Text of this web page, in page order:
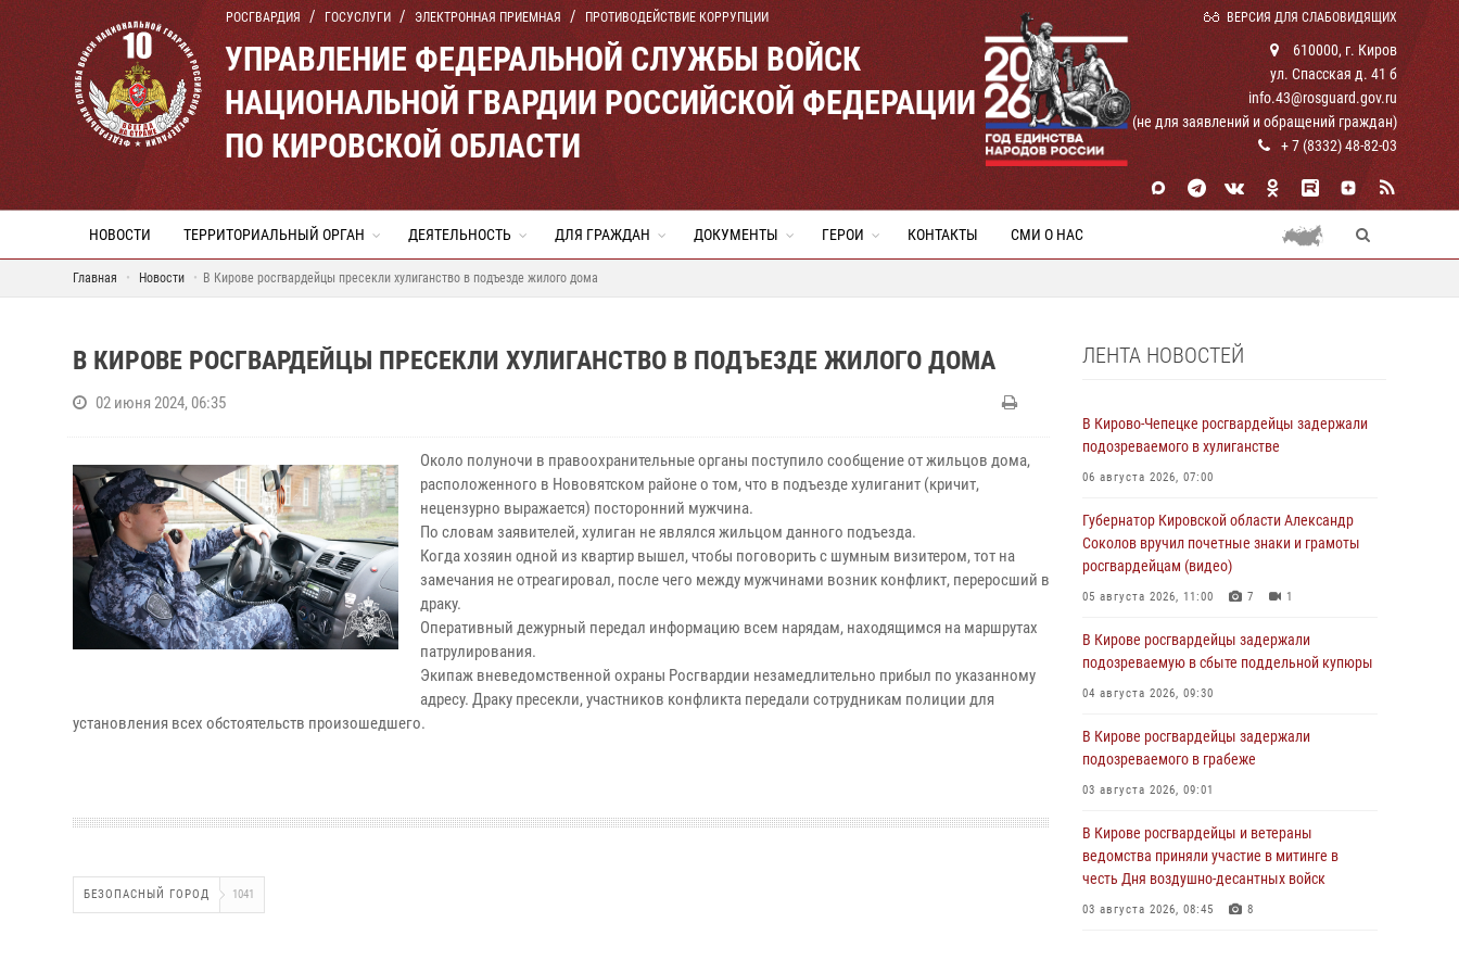
РОСГВАРДИЯ ГОСУСЛУГИ ЭЛЕКТРОННАЯ ПРИЕМНАЯ ПРОТИВОДЕЙСТВИЕ КОРРУПЦИИ ВЕРСИЯ ДЛЯ СЛАБОВИДЯЩИХ
УПРАВЛЕНИЕ ФЕДЕРАЛЬНОЙ СЛУЖБЫ ВОЙСК
НАЦИОНАЛЬНОЙ ГВАРДИИ РОССИЙСКОЙ ФЕДЕРАЦИИ
ПО КИРОВСКОЙ ОБЛАСТИ
610000, г. Киров
ул. Спасская д. 41 б
info.43@rosguard.gov.ru
(не для заявлений и обращений граждан)
+ 7 (8332) 48-82-03
НОВОСТИ ТЕРРИТОРИАЛЬНЫЙ ОРГАН ДЕЯТЕЛЬНОСТЬ ДЛЯ ГРАЖДАН ДОКУМЕНТЫ ГЕРОИ КОНТАКТЫ СМИ О НАС
Главная Новости В Кирове росгвардейцы пресекли хулиганство в подъезде жилого дома
В КИРОВЕ РОСГВАРДЕЙЦЫ ПРЕСЕКЛИ ХУЛИГАНСТВО В ПОДЪЕЗДЕ ЖИЛОГО ДОМА
02 июня 2024, 06:35
Около полуночи в правоохранительные органы поступило сообщение от жильцов дома,
расположенного в Нововятском районе о том, что в подъезде хулиганит (кричит,
нецензурно выражается) посторонний мужчина.
По словам заявителей, хулиган не являлся жильцом данного подъезда.
Когда хозяин одной из квартир вышел, чтобы поговорить с шумным визитером, тот на
замечания не отреагировал, после чего между мужчинами возник конфликт, переросший в
драку.
Оперативный дежурный передал информацию всем нарядам, находящимся на маршрутах
патрулирования.
Экипаж вневедомственной охраны Росгвардии незамедлительно прибыл по указанному
адресу. Драку пресекли, участников конфликта передали сотрудникам полиции для
установления всех обстоятельств произошедшего.
БЕЗОПАСНЫЙ ГОРОД 1041
ЛЕНТА НОВОСТЕЙ
В Кирово-Чепецке росгвардейцы задержали
подозреваемого в хулиганстве
06 августа 2026, 07:00
Губернатор Кировской области Александр
Соколов вручил почетные знаки и грамоты
росгвардейцам (видео)
05 августа 2026, 11:00 7 1
В Кирове росгвардейцы задержали
подозреваемую в сбыте поддельной купюры
04 августа 2026, 09:30
В Кирове росгвардейцы задержали
подозреваемого в грабеже
03 августа 2026, 09:01
В Кирове росгвардейцы и ветераны
ведомства приняли участие в митинге в
честь Дня воздушно-десантных войск
03 августа 2026, 08:45 8